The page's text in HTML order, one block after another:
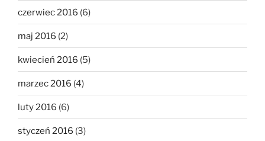
czerwiec 2016 (6)
maj 2016 (2)
kwiecień 2016 (5)
marzec 2016 (4)
luty 2016 (6)
styczeń 2016 (3)